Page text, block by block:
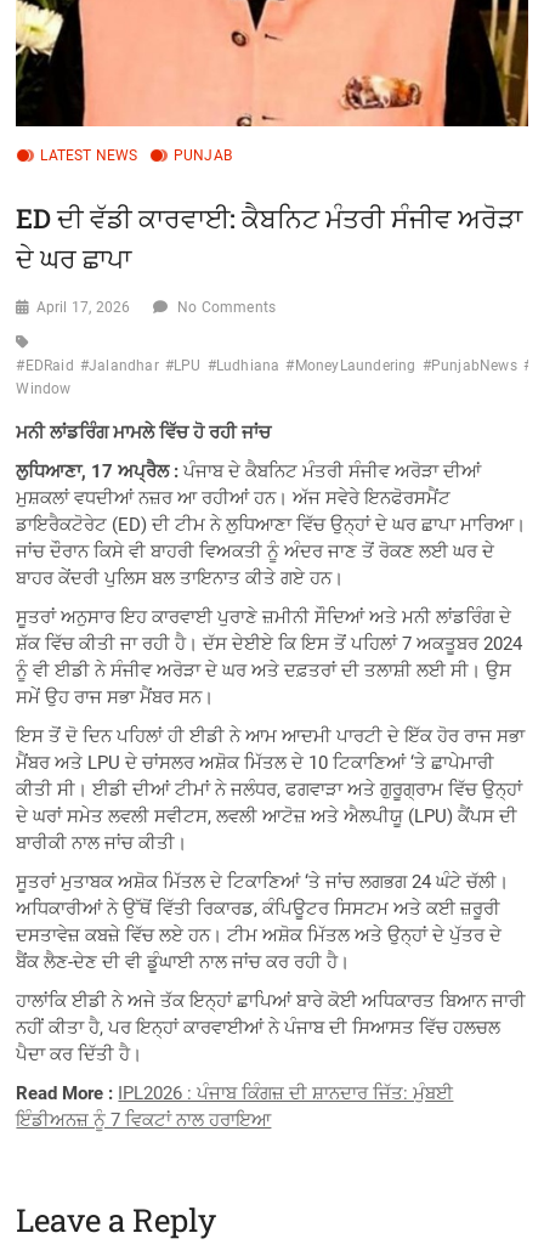
LATEST NEWS PUNJAB
ED ਦੀ ਵੱਡੀ ਕਾਰਵਾਈ: ਕੈਬਨਿਟ ਮੰਤਰੀ ਸੰਜੀਵ ਅਰੋੜਾ
ਦੇ ਘਰ ਛਾਪਾ
April 17, 2026 No Comments
#EDRaid #Jalandhar #LPU #Ludhiana #MoneyLaundering #PunjabNews
Window
ਮਨੀ ਲਾਂਡਰਿੰਗ ਮਾਮਲੇ ਵਿੱਚ ਹੋ ਰਹੀ ਜਾਂਚ
ਲੁਧਿਆਣਾ, 17 ਅਪ੍ਰੈਲ :ਪੰਜਾਬ ਦੇ ਕੈਬਨਿਟ ਮੰਤਰੀ ਸੰਜੀਵ ਅਰੋੜਾ ਦੀਆਂ
ਮੁਸ਼ਕਲਾਂ ਵਧਦੀਆਂ ਨਜ਼ਰ ਆ ਰਹੀਆਂ ਹਨ। ਅੱਜ ਸਵੇਰੇ ਇਨਫੋਰਸਮੈਂਟ
ਡਾਇਰੈਕਟੋਰੇਟ (ED) ਦੀ ਟੀਮ ਨੇ ਲੁਧਿਆਣਾ ਵਿੱਚ ਉਨ੍ਹਾਂ ਦੇ ਘਰ ਛਾਪਾ ਮਾਰਿਆ।
ਜਾਂਚ ਦੌਰਾਨ ਕਿਸੇ ਵੀ ਬਾਹਰੀ ਵਿਅਕਤੀ ਨੂੰ ਅੰਦਰ ਜਾਣ ਤੋਂ ਰੋਕਣ ਲਈ ਘਰ ਦੇ
ਬਾਹਰ ਕੇਂਦਰੀ ਪੁਲਿਸ ਬਲ ਤਾਇਨਾਤ ਕੀਤੇ ਗਏ ਹਨ।
ਸੂਤਰਾਂ ਅਨੁਸਾਰ ਇਹ ਕਾਰਵਾਈ ਪੁਰਾਣੇ ਜ਼ਮੀਨੀ ਸੌਦਿਆਂ ਅਤੇ ਮਨੀ ਲਾਂਡਰਿੰਗ ਦੇ
ਸ਼ੱਕ ਵਿੱਚ ਕੀਤੀ ਜਾ ਰਹੀ ਹੈ। ਦੱਸ ਦੇਈਏ ਕਿ ਇਸ ਤੋਂ ਪਹਿਲਾਂ 7 ਅਕਤੂਬਰ 2024
ਨੂੰ ਵੀ ਈਡੀ ਨੇ ਸੰਜੀਵ ਅਰੋੜਾ ਦੇ ਘਰ ਅਤੇ ਦਫ਼ਤਰਾਂ ਦੀ ਤਲਾਸ਼ੀ ਲਈ ਸੀ। ਉਸ
ਸਮੇਂ ਉਹ ਰਾਜ ਸਭਾ ਮੈਂਬਰ ਸਨ।
ਇਸ ਤੋਂ ਦੋ ਦਿਨ ਪਹਿਲਾਂ ਹੀ ਈਡੀ ਨੇ ਆਮ ਆਦਮੀ ਪਾਰਟੀ ਦੇ ਇੱਕ ਹੋਰ ਰਾਜ ਸਭਾ
ਮੈਂਬਰ ਅਤੇ LPU ਦੇ ਚਾਂਸਲਰ ਅਸ਼ੋਕ ਮਿੱਤਲ ਦੇ 10 ਟਿਕਾਣਿਆਂ ‘ਤੇ ਛਾਪੇਮਾਰੀ
ਕੀਤੀ ਸੀ। ਈਡੀ ਦੀਆਂ ਟੀਮਾਂ ਨੇ ਜਲੰਧਰ, ਫਗਵਾੜਾ ਅਤੇ ਗੁਰੂਗ੍ਰਾਮ ਵਿੱਚ ਉਨ੍ਹਾਂ
ਦੇ ਘਰਾਂ ਸਮੇਤ ਲਵਲੀ ਸਵੀਟਸ, ਲਵਲੀ ਆਟੋਜ਼ ਅਤੇ ਐਲਪੀਯੂ (LPU) ਕੈਂਪਸ ਦੀ
ਬਾਰੀਕੀ ਨਾਲ ਜਾਂਚ ਕੀਤੀ।
ਸੂਤਰਾਂ ਮੁਤਾਬਕ ਅਸ਼ੋਕ ਮਿੱਤਲ ਦੇ ਟਿਕਾਣਿਆਂ ‘ਤੇ ਜਾਂਚ ਲਗਭਗ 24 ਘੰਟੇ ਚੱਲੀ।
ਅਧਿਕਾਰੀਆਂ ਨੇ ਉੱਥੋਂ ਵਿੱਤੀ ਰਿਕਾਰਡ, ਕੰਪਿਊਟਰ ਸਿਸਟਮ ਅਤੇ ਕਈ ਜ਼ਰੂਰੀ
ਦਸਤਾਵੇਜ਼ ਕਬਜ਼ੇ ਵਿੱਚ ਲਏ ਹਨ। ਟੀਮ ਅਸ਼ੋਕ ਮਿੱਤਲ ਅਤੇ ਉਨ੍ਹਾਂ ਦੇ ਪੁੱਤਰ ਦੇ
ਬੈਂਕ ਲੈਣ-ਦੇਣ ਦੀ ਵੀ ਡੂੰਘਾਈ ਨਾਲ ਜਾਂਚ ਕਰ ਰਹੀ ਹੈ।
ਹਾਲਾਂਕਿ ਈਡੀ ਨੇ ਅਜੇ ਤੱਕ ਇਨ੍ਹਾਂ ਛਾਪਿਆਂ ਬਾਰੇ ਕੋਈ ਅਧਿਕਾਰਤ ਬਿਆਨ ਜਾਰੀ
ਨਹੀਂ ਕੀਤਾ ਹੈ, ਪਰ ਇਨ੍ਹਾਂ ਕਾਰਵਾਈਆਂ ਨੇ ਪੰਜਾਬ ਦੀ ਸਿਆਸਤ ਵਿੱਚ ਹਲਚਲ
ਪੈਦਾ ਕਰ ਦਿੱਤੀ ਹੈ।
Read More : IPL2026 : ਪੰਜਾਬ ਕਿੰਗਜ਼ ਦੀ ਸ਼ਾਨਦਾਰ ਜਿੱਤ: ਮੁੰਬਈ
ਇੰਡੀਅਨਜ਼ ਨੂੰ 7 ਵਿਕਟਾਂ ਨਾਲ ਹਰਾਇਆ
Leave a Reply